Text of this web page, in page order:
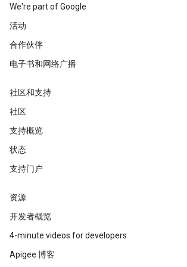
We're part of Google
活动
合作伙伴
电子书和网络广播
社区和支持
社区
支持概览
状态
支持门户
资源
开发者概览
4-minute videos for developers
Apigee 博客